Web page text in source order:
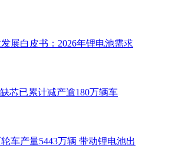
展白皮书：2026年锂电池需求
芯已累计减产逾180万辆车
车产量5443万辆 带动锂电池出